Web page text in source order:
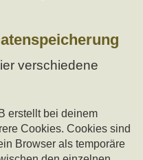
verschiedene
erstellt bei deinem
Cookies. Cookies sind
Browser als temporäre